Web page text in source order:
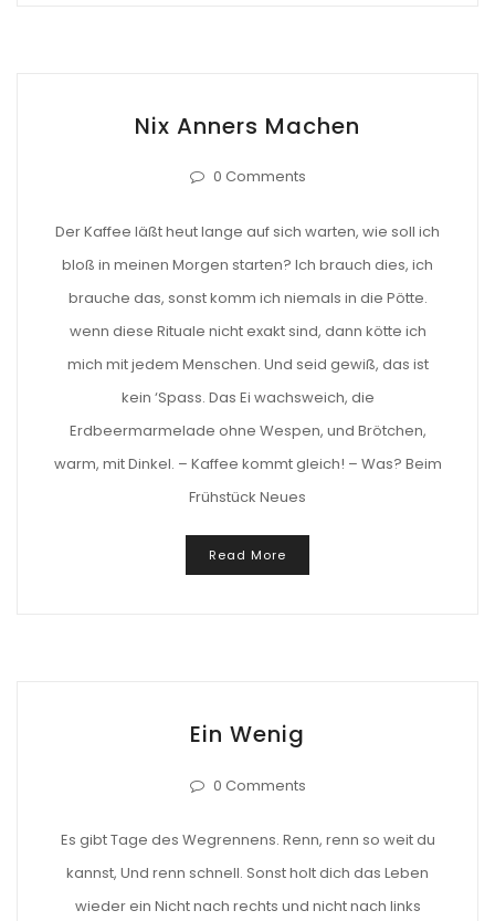
Nix Anners Machen
0 Comments
Der Kaffee läßt heut lange auf sich warten, wie soll ich
bloß in meinen Morgen starten? Ich brauch dies, ich
brauche das, sonst komm ich niemals in die Pötte.
wenn diese Rituale nicht exakt sind, dann kötte ich
mich mit jedem Menschen. Und seid gewiß, das ist
kein ‘Spass. Das Ei wachsweich, die
Erdbeermarmelade ohne Wespen, und Brötchen,
warm, mit Dinkel. – Kaffee kommt gleich! – Was? Beim
Frühstück Neues
Read More
Ein Wenig
0 Comments
Es gibt Tage des Wegrennens. Renn, renn so weit du
kannst, Und renn schnell. Sonst holt dich das Leben
wieder ein Nicht nach rechts und nicht nach links